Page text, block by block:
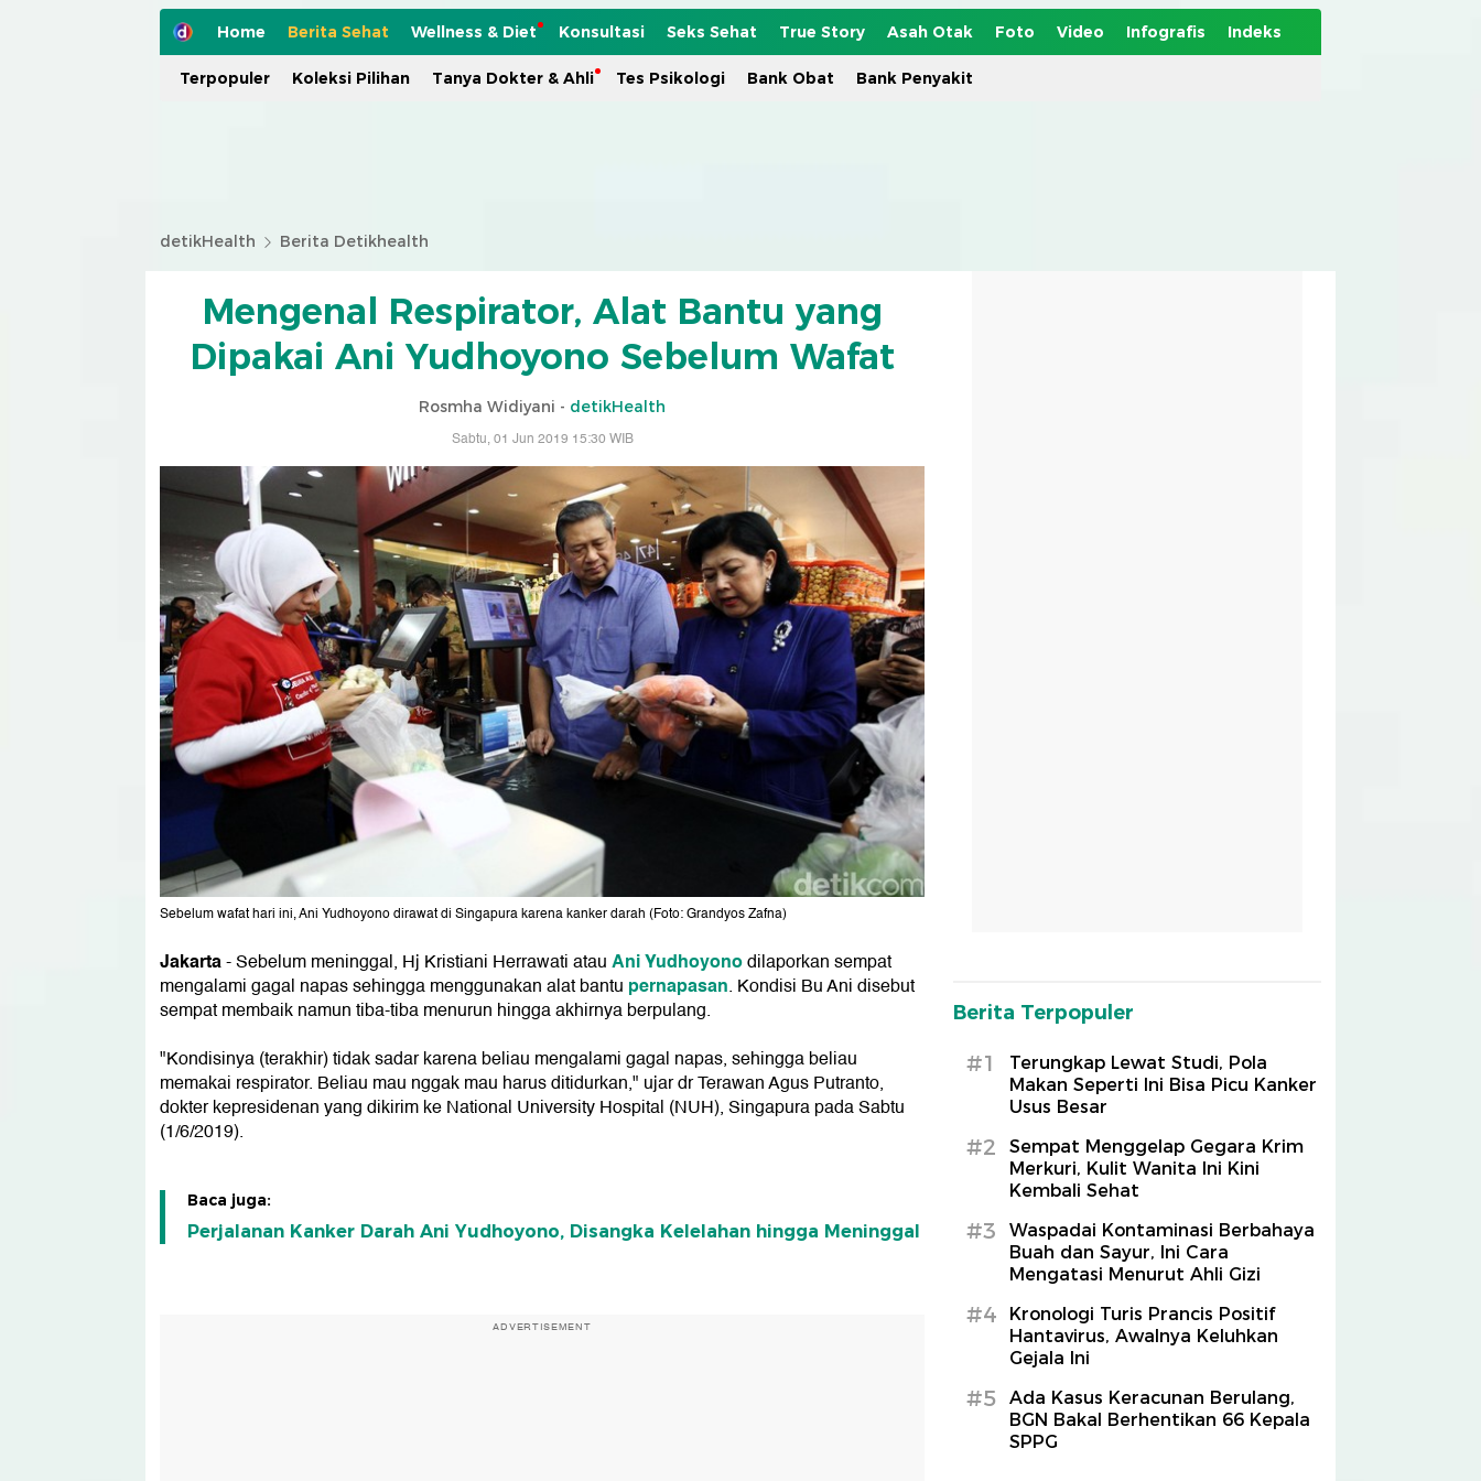
Home Berita Sehat Wellness & Diet Konsultasi Seks Sehat True Story Asah Otak Foto Video Infografis Indeks
Terpopuler Koleksi Pilihan Tanya Dokter & Ahli Tes Psikologi Bank Obat Bank Penyakit
detikHealth Berita Detikhealth
Mengenal Respirator, Alat Bantu yang
Dipakai Ani Yudhoyono Sebelum Wafat
Rosmha Widiyani - detikHealth
Sabtu, 01 Jun 2019 15:30 WIB
Sebelum wafat hari ini, Ani Yudhoyono dirawat di Singapura karena kanker darah (Foto: Grandyos Zafna)
Jakarta- Sebelum meninggal, Hj Kristiani Herrawati atauAni Yudhoyonodilaporkan sempat
mengalami gagal napas sehingga menggunakan alat bantu pernapasan. Kondisi Bu Ani disebut
sempat membaik namun tiba-tiba menurun hingga akhirnya berpulang.
"Kondisinya (terakhir) tidak sadar karena beliau mengalami gagal napas, sehingga beliau
memakai respirator. Beliau mau nggak mau harus ditidurkan," ujar dr Terawan Agus Putranto,
dokter kepresidenan yang dikirim ke National University Hospital (NUH), Singapura pada Sabtu
(1/6/2019).
Baca juga:
Perjalanan Kanker Darah Ani Yudhoyono, Disangka Kelelahan hingga Meninggal
ADVERTISEMENT
Berita Terpopuler
#1
Terungkap Lewat Studi, Pola
Makan Seperti Ini Bisa Picu Kanker
Usus Besar
#2
Sempat Menggelap Gegara Krim
Merkuri, Kulit Wanita Ini Kini
Kembali Sehat
#3
Waspadai Kontaminasi Berbahaya
Buah dan Sayur, Ini Cara
Mengatasi Menurut Ahli Gizi
#4
Kronologi Turis Prancis Positif
Hantavirus, Awalnya Keluhkan
Gejala Ini
#5
Ada Kasus Keracunan Berulang,
BGN Bakal Berhentikan 66 Kepala
SPPG